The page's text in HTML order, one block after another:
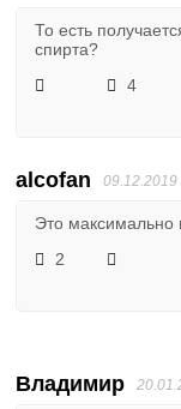
То есть
спирта?
4
alcofan 09.12.2019
Это максимально
2
Владимир